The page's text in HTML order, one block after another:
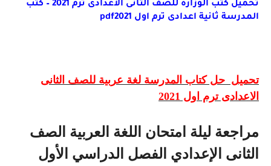
تحميل كتب الوزارة للصف الثانى الاعدادى ترم 2021 – كتب
المدرسة ثانية اعدادى ترم اول 2021
pdf
تحميل حل كتاب المدرسة لغة عربية للصف الثانى
الاعدادى ترم اول 2021
مراجعة ليلة امتحان اللغة العربية الصف
الثانى الإعدادي الفصل الدراسي الأول